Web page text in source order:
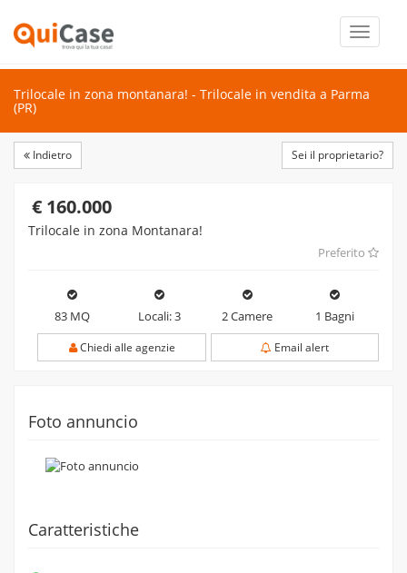
Toggle
Trilocale in zona montanara! - Trilocale in vendita a Parma
(PR)
Indietro Sei il proprietario?
€ 160.000
Trilocale in zona Montanara!
Preferito
83 MQ Locali: 3 2 Camere 1 Bagni
Email alert
Chiedi alle agenzie
Foto annuncio
Caratteristiche